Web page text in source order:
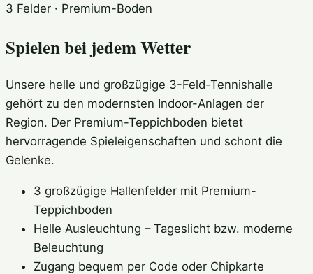
3 Felder · Premium-Boden
Spielen bei jedem Wetter
Unsere helle und großzügige 3-Feld-Tennishalle
gehört zu den modernsten Indoor-Anlagen der
Region. Der Premium-Teppichboden bietet
hervorragende Spieleigenschaften und schont die
Gelenke.
3 großzügige Hallenfelder mit Premium-
Teppichboden
Helle Ausleuchtung – Tageslicht bzw. moderne
Beleuchtung
Zugang bequem per Code oder Chipkarte